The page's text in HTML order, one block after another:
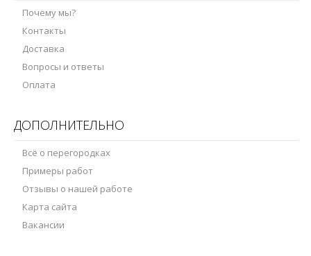
Почему мы?
Контакты
Доставка
Вопросы и ответы
Оплата
ДОПОЛНИТЕЛЬНО
Всё о перегородках
Примеры работ
Отзывы о нашей работе
Карта сайта
Вакансии